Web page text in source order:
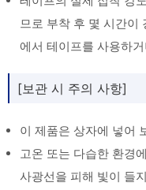
므로 부착 후 몇 시간이
에서 테이프를 사용하
[보관 시 주의 사항]
이 제품은 상자에 넣어
고온 또는 다습한 환경
사광선을 피해 빛이 들